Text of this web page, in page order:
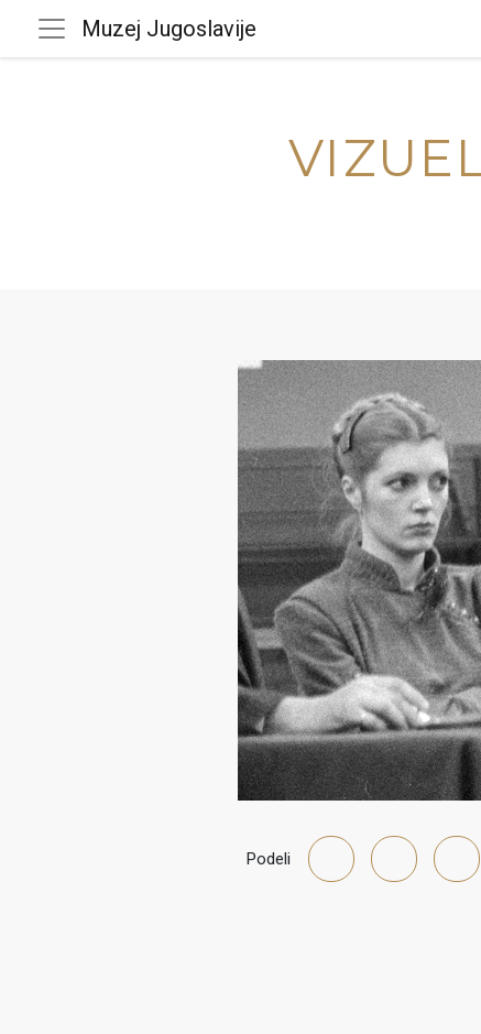
Muzej Jugoslavije
Podeli